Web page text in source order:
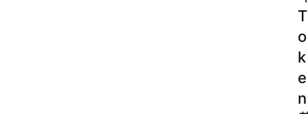
T
o
k
e
n